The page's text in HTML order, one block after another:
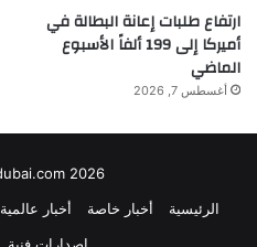
ارتفاع طلبات إعانة البطالة في
أميركا إلى 199 ألفاً الأسبوع
الماضي
أغسطس 7, 2026
2026
الرئيسية
أخبار خاصة أخبار عالمية
إصدارات فنية